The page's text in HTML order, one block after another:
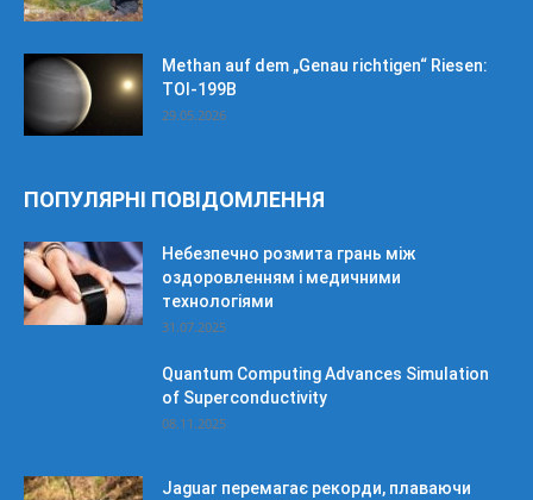
Methan auf dem „Genau richtigen“ Riesen:
TOI-199B
29.05.2026
ПОПУЛЯРНІ ПОВІДОМЛЕННЯ
Небезпечно розмита грань між
оздоровленням і медичними
технологіями
31.07.2025
Quantum Computing Advances Simulation
of Superconductivity
08.11.2025
Jaguar перемагає рекорди, плаваючи